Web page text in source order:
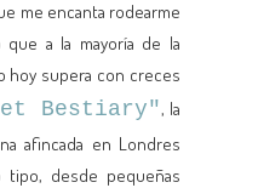
me encanta rodearme
a la mayoría de la
hoy supera con creces
Bestiary", la
afincada en Londres
tipo, desde pequeñas